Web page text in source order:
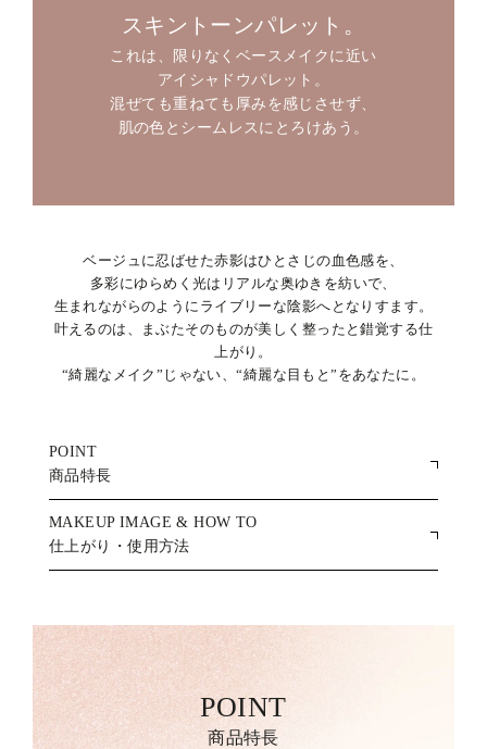
スキントーンパレット。
これは、限りなくベースメイクに近い
アイシャドウパレット。
混ぜても重ねても厚みを感じさせず、
肌の色とシームレスにとろけあう。
ベージュに忍ばせた赤影はひとさじの血色感を、
多彩にゆらめく光はリアルな奥ゆきを紡いで、
生まれながらのようにライブリーな陰影へとなりすます。
叶えるのは、まぶたそのものが美しく整ったと錯覚する仕
上がり。
“綺麗なメイク”じゃない、“綺麗な目もと”をあなたに。
POINT
商品特長
MAKEUP IMAGE & HOW TO
仕上がり・使用方法
POINT
商品特長